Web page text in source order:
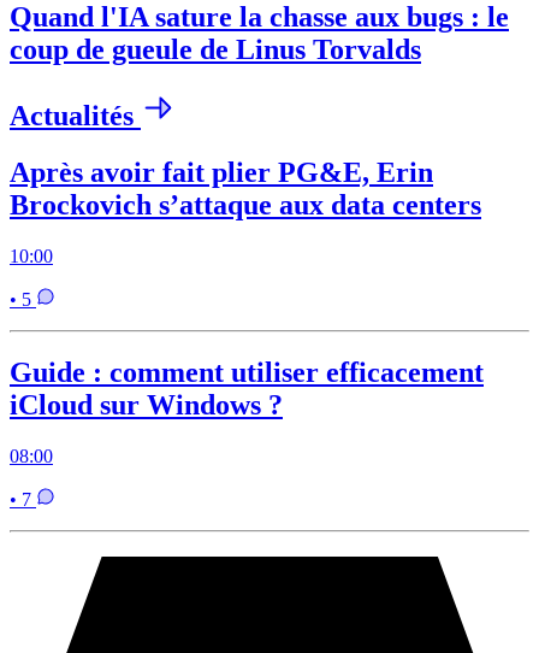
Quand l'IA sature la chasse aux bugs : le
coup de gueule de Linus Torvalds
Actualités
Après avoir fait plier PG&E, Erin
Brockovich s’attaque aux data centers
10:00
• 5
Guide : comment utiliser efficacement
iCloud sur Windows ?
08:00
• 7